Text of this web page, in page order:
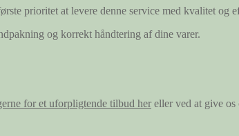
prioritet at levere denne service med kvalitet og
og korrekt håndtering af dine varer.
for et uforpligtende tilbud her eller ved at give